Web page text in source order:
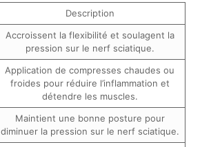
Description
Accroissent la flexibilité et soulagent la
pression sur le nerf sciatique.
Application de compresses chaudes ou
froides pour réduire l’inflammation et
détendre les muscles.
Maintient une bonne posture pour
diminuer la pression sur le nerf sciatique.